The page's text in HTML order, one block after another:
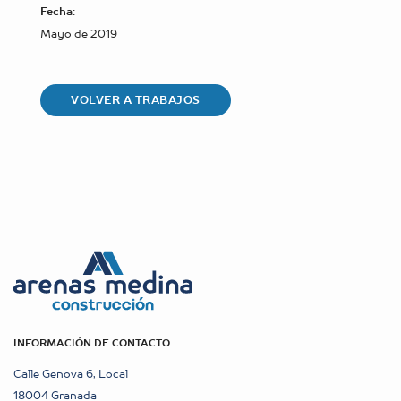
Fecha:
Mayo de 2019
VOLVER A TRABAJOS
INFORMACIÓN DE CONTACTO
Calle Genova 6, Local
18004 Granada